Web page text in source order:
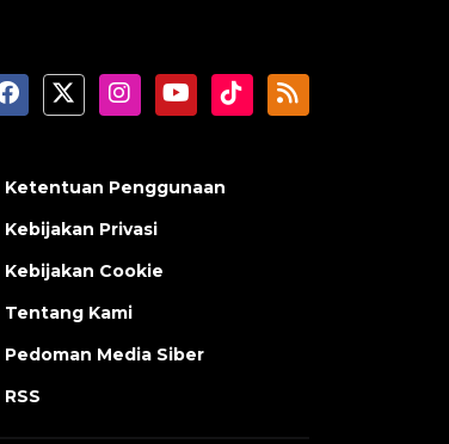
Ketentuan Penggunaan
Kebijakan Privasi
Kebijakan Cookie
Tentang Kami
Pedoman Media Siber
RSS